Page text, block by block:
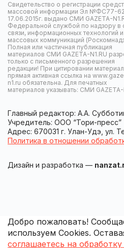
Свидетельство о регистрации
массовой информации Эл №ФС77-
17.06.2015г. выдано СМИ GAZETA-
Федеральной службой по надзору в
связи, информационных технологий и
массовых коммуникаций
Полная или частичная публикация
материалов СМИ GAZETA-N1.RU
только с письменного разрешения
редакции! При цитировании
прямая активная ссылка на
n1.ru обязательна. Для печатных
материалов указывать: СМИ GAZETA-
Главный редактор: А.А.
Учредитель: ООО “Тори-пресс”
Адрес: 670031 г. Улан-Удэ, ул.
Политика в отношении
Дизайн и разработка —
Добро пожаловать!
используем Cookies.
соглашаетесь на